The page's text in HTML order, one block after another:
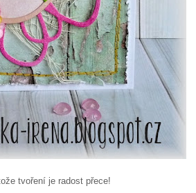
tvoření je radost přece!